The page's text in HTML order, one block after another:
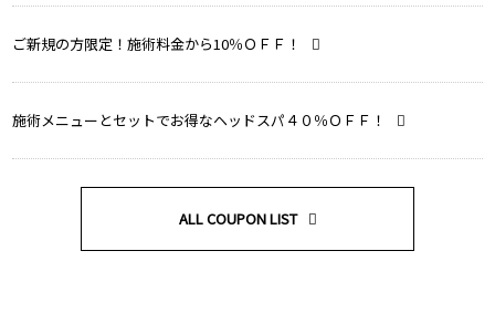
ご新規の方限定！施術料金から10％ＯＦＦ！
施術メニューとセットでお得なヘッドスパ４０％ＯＦＦ！
ALL COUPON LIST